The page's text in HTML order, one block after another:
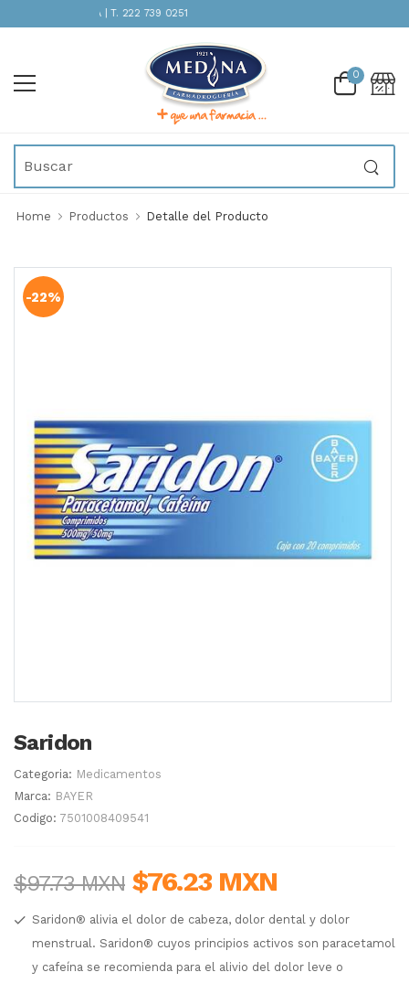
INMEDIATA | T. 222 739 0251
0
Home Productos Detalle del Producto
-22%
Saridon
Categoria: Medicamentos
Marca: BAYER
Codigo: 7501008409541
$97.73 MXN $76.23 MXN
Saridon® alivia el dolor de cabeza, dolor dental y dolor
menstrual. Saridon® cuyos principios activos son paracetamol
y cafeína se recomienda para el alivio del dolor leve o